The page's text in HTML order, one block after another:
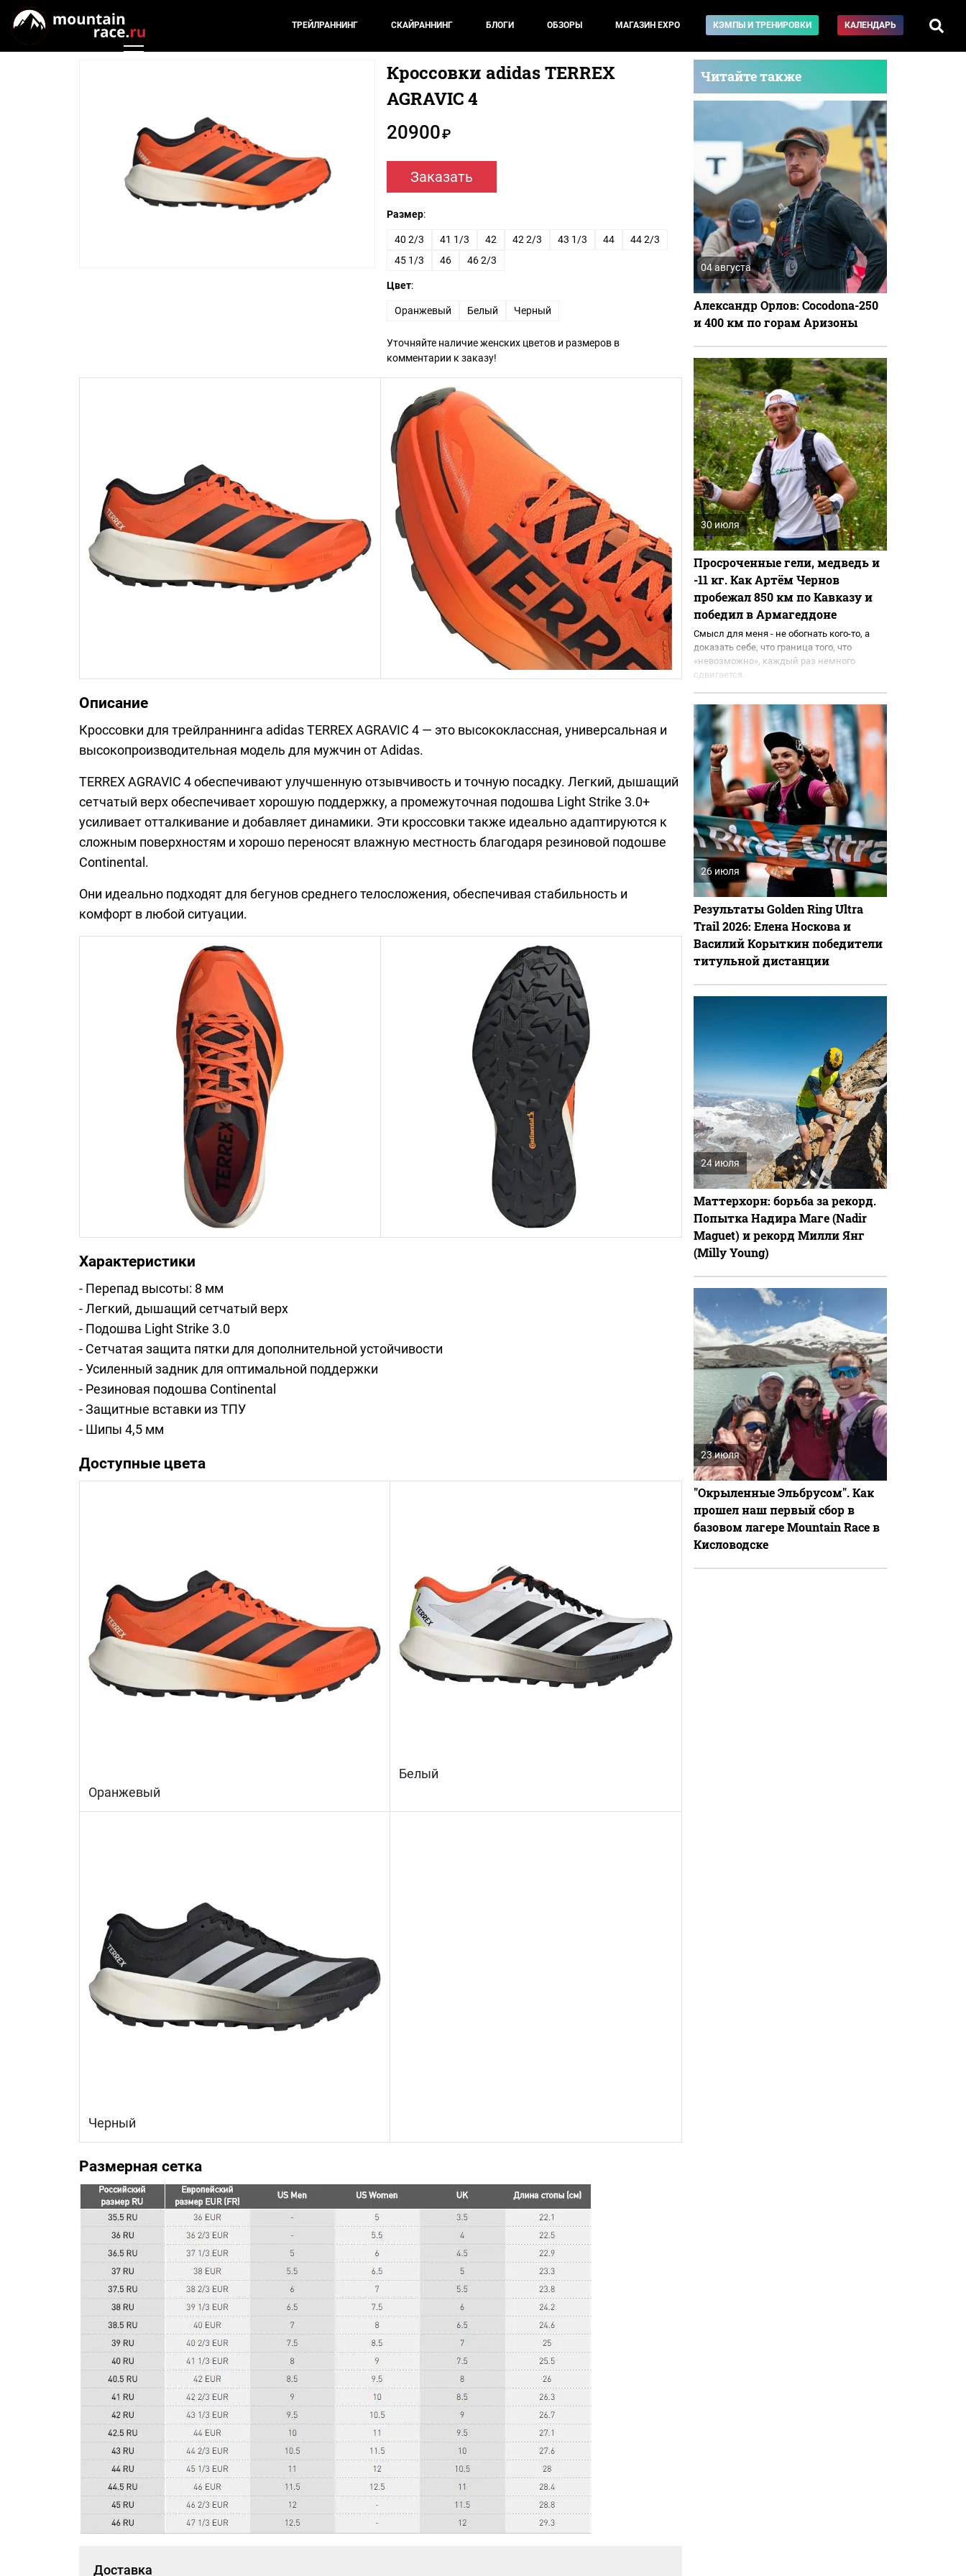
ТРЕЙЛРАННИНГ СКАЙРАННИНГ БЛОГИ ОБЗОРЫ МАГАЗИН EXPO КЭМПЫ И ТРЕНИРОВКИ КАЛЕНДАРЬ
Кроссовки adidas TERREX
AGRAVIC 4
20900₽
Заказать
Размер:
40 2/3 41 1/3 42 42 2/3 43 1/3 44
44 2/3
45 1/3
46 46 2/3
Цвет:
Оранжевый Белый Черный
Уточняйте наличие женских цветов и размеров в
комментарии к заказу!
Описание
Кроссовки для трейлраннинга adidas TERREX AGRAVIC 4 — это высококлассная, универсальная и
высокопроизводительная модель для мужчин от Adidas.
TERREX AGRAVIC 4 обеспечивают улучшенную отзывчивость и точную посадку. Легкий, дышащий
сетчатый верх обеспечивает хорошую поддержку, а промежуточная подошва Light Strike 3.0+
усиливает отталкивание и добавляет динамики. Эти кроссовки также идеально адаптируются к
сложным поверхностям и хорошо переносят влажную местность благодаря резиновой подошве
Continental.
Они идеально подходят для бегунов среднего телосложения, обеспечивая стабильность и
комфорт в любой ситуации.
Характеристики
- Перепад высоты: 8 мм
- Легкий, дышащий сетчатый верх
- Подошва Light Strike 3.0
- Сетчатая защита пятки для дополнительной устойчивости
- Усиленный задник для оптимальной поддержки
- Резиновая подошва Continental
- Защитные вставки из ТПУ
- Шипы 4,5 мм
Доступные цвета
Оранжевый
Белый
Черный
Размерная сетка
Доставка
Читайте также
04 августа
Александр Орлов: Cocodona-250
и 400 км по горам Аризоны
30 июля
Просроченные гели, медведь и
-11 кг. Как Артём Чернов
пробежал 850 км по Кавказу и
победил в Армагеддоне
Смысл для меня - не обогнать кого-то, а
доказать себе, что граница того, что
«невозможно», каждый раз немного
сдвигается.
26 июля
Результаты Golden Ring Ultra
Trail 2026: Елена Носкова и
Василий Корыткин победители
титульной дистанции
24 июля
Маттерхорн: борьба за рекорд.
Попытка Надира Маге (Nadir
Maguet) и рекорд Милли Янг
(Milly Young)
23 июля
"Окрыленные Эльбрусом". Как
прошел наш первый сбор в
базовом лагере Mountain Race в
Кисловодске